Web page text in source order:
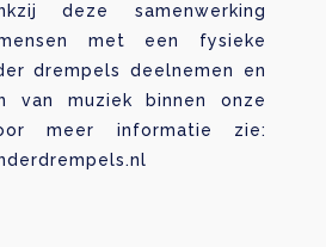
deze samenwerking
met een fysieke
drempels deelnemen en
van muziek binnen onze
meer informatie zie: